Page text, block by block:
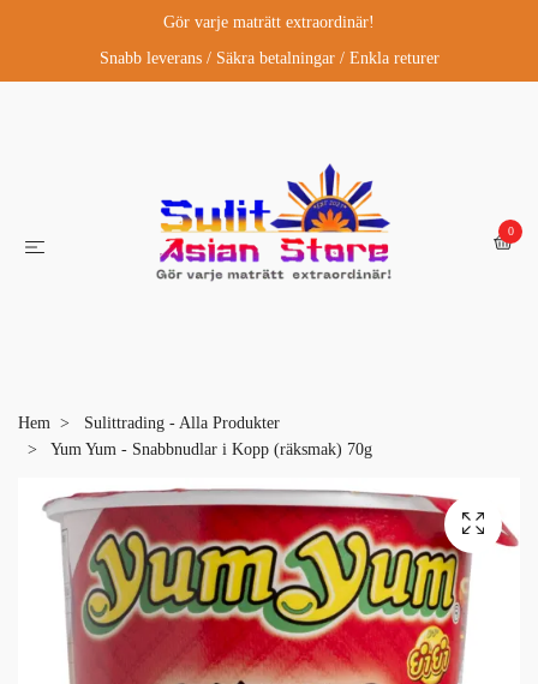
Gör varje maträtt extraordinär!
Snabb leverans / Säkra betalningar / Enkla returer
0
Hem
Sulittrading - Alla Produkter
Yum Yum - Snabbnudlar i Kopp (räksmak) 70g